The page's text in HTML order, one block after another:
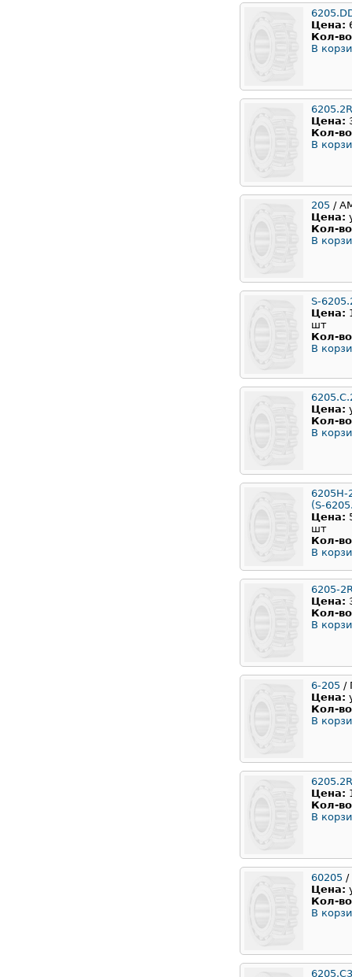
Цена:
Кол-
В
Цена:
Кол-
В
205 /
Цена:
Кол-
В
S-
Цена:
шт
Кол-
В
Цена:
Кол-
В
6205H-
(S-
Цена:
шт
Кол-
В
6205-
Цена:
Кол-
В
6-205 /
Цена:
Кол-
В
Цена:
Кол-
В
60205 /
Цена:
Кол-
В
6205.C3